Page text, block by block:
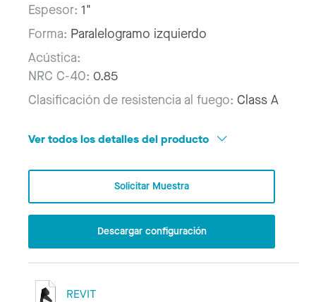
Espesor: 1"
Forma: Paralelogramo izquierdo
Acústica:
NRC C-40: 0.85
Clasificación de resistencia al fuego: Class A
Ver todos los detalles del producto
Solicitar Muestra
Descargar configuración
REVIT